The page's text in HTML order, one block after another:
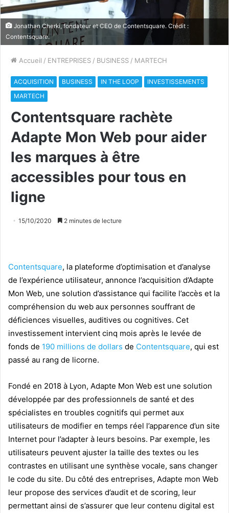
Jonathan Cherki, fondateur et CEO de Contentsquare. Crédit :
Contentsquare.
Accueil / ENTREPRISES / BUSINESS / MARTECH
ACQUISITION BUSINESS IN THE LOOP
INVESTISSEMENTS
MARTECH
Contentsquare rachète
Adapte Mon Web pour aider
les marques à être
accessibles pour tous en
ligne
15/10/2020 2 minutes de lecture
Contentsquare, la plateforme d’optimisation et d’analyse
de l’expérience utilisateur, annonce l’acquisition d’Adapte
Mon Web, une solution d’assistance qui facilite l’accès et la
compréhension du web aux personnes souffrant de
déficiences visuelles, auditives ou cognitives. Cet
investissement intervient cinq mois après le levée de
fonds de 190 millions de dollars de Contentsquare, qui est
passé au rang de licorne.
Fondé en 2018 à Lyon, Adapte Mon Web est une solution
développée par des professionnels de santé et des
spécialistes en troubles cognitifs qui permet aux
utilisateurs de modifier en temps réel l’apparence d’un site
Internet pour l’adapter à leurs besoins. Par exemple, les
utilisateurs peuvent ajuster la taille des textes ou les
contrastes en utilisant une synthèse vocale, sans changer
le code du site. Du côté des entreprises, Adapte mon Web
leur propose des services d’audit et de scoring, leur
permettant ainsi de s’assurer que leur contenu digital est